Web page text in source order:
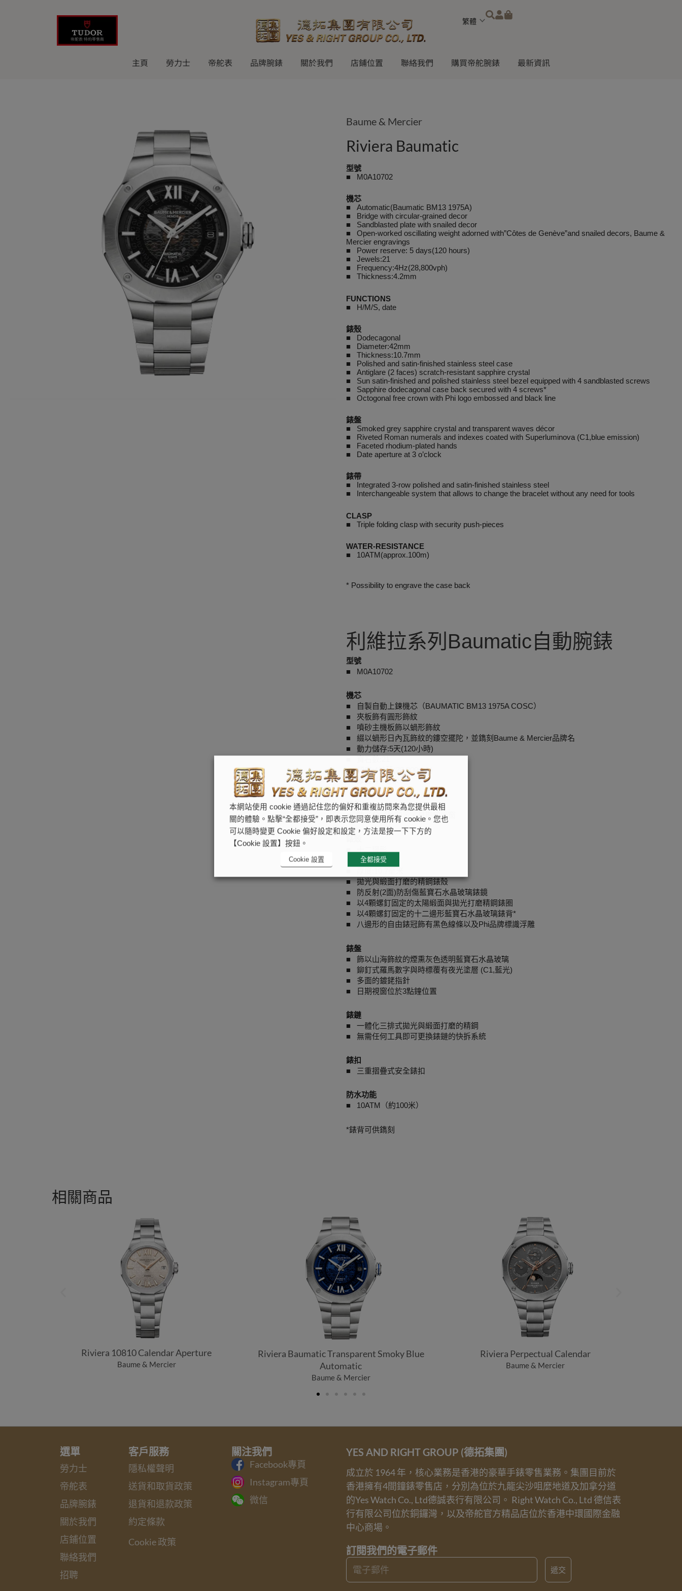
主頁 勞力士 帝舵表 品牌腕錶 關於我們 店鋪位置 聯絡我們 購買帝舵腕錶 最新資訊
Baume & Mercier
Riviera Baumatic
型號
■ M0A10702
機芯
■ Automatic(Baumatic BM13 1975A)
■ Bridge with circular-grained decor
■ Sandblasted plate with snailed decor
■ Open-worked oscillating weight adorned with”Côtes de Genève”and snailed decors, Baume &
Mercier engravings
■ Power reserve: 5 days(120 hours)
■ Jewels:21
■ Frequency:4Hz(28,800vph)
■ Thickness:4.2mm
FUNCTIONS
■ H/M/S, date
錶殼
■ Dodecagonal
■ Diameter:42mm
■ Thickness:10.7mm
■ Polished and satin-finished stainless steel case
■ Antiglare (2 faces) scratch-resistant sapphire crystal
■ Sun satin-finished and polished stainless steel bezel equipped with 4 sandblasted screws
■ Sapphire dodecagonal case back secured with 4 screws*
■ Octogonal free crown with Phi logo embossed and black line
錶盤
■ Smoked grey sapphire crystal and transparent waves décor
■ Riveted Roman numerals and indexes coated with Superluminova (C1,blue emission)
■ Faceted rhodium-plated hands
■ Date aperture at 3 o’clock
錶帶
■ Integrated 3-row polished and satin-finished stainless steel
■ Interchangeable system that allows to change the bracelet without any need for tools
CLASP
■ Triple folding clasp with security push-pieces
WATER-RESISTANCE
■ 10ATM(approx.100m)
* Possibility to engrave the case back
利維拉系列Baumatic自動腕錶
型號
■ M0A10702
機芯
■ 自製自動上鍊機芯（BAUMATIC BM13 1975A COSC）
■ 夾板飾有圓形飾紋
■ 噴砂主機板飾以蝸形飾紋
■ 綴以蝸形日內瓦飾紋的鏤空擺陀，並鐫刻Baume & Mercier品牌名
■ 動力儲存:5天(120小時)
■ 頻率:4赫茲(28,800vph)
■ 厚度:4.2毫米
功能
■ 時／分／秒顯示、日期顯示窗
■ 直徑:42毫米
■ 拋光與緞面打磨的精鋼錶殼
■ 防反射(2面)防刮傷藍寶石水晶玻璃錶鏡
■ 以4顆螺釘固定的太陽緞面與拋光打磨精鋼錶圈
■ 以4顆螺釘固定的十二邊形藍寶石水晶玻璃錶背*
■ 八邊形的自由錶冠飾有黑色線條以及Phi品牌標識浮雕
錶盤
■ 飾以山海飾紋的煙熏灰色透明藍寶石水晶玻璃
■ 鉚釘式羅馬數字與時標覆有夜光塗層 (C1,藍光)
■ 多面的鍍銠指針
■ 日期視窗位於3點鐘位置
錶鏈
■ 一體化三排式拋光與緞面打磨的精鋼
■ 無需任何工具即可更換錶鏈的快拆系統
錶扣
■ 三重摺疊式安全錶扣
防水功能
■ 10ATM（約100米）
*錶背可供鐫刻
相關商品
Riviera 10810 Calendar Aperture
Baume & Mercier
Riviera Baumatic Transparent Smoky Blue
Automatic
Baume & Mercier
Riviera Perpectual Calendar
Baume & Mercier
選單
勞力士
帝舵表
品牌腕錶
關於我們
店鋪位置
聯絡我們
招聘
客戶服務
隱私權聲明
送貨和取貨政策
退貨和退款政策
約定條款
Cookie 政策
關注我們
Facebook專頁
Instagram專頁
微信
YES AND RIGHT GROUP (德拓集團)
成立於 1964 年，核心業務是香港的豪華手錶零售業務。集團目前於
香港擁有4間鐘錶零售店，分別為位於九龍尖沙咀麼地道及加拿分道
的Yes Watch Co., Ltd德誠表行有限公司。 Right Watch Co., Ltd 德信表
行有限公司位於銅鑼灣，以及帝舵官方精品店位於香港中環國際金融
中心商場。
訂閱我們的電子郵件
Email 遞交
本網站使用 cookie 通過記住您的偏好和重複訪問來為您提供最相
關的體驗。點擊“全都接受”，即表示您同意使用所有 cookie。您也
可以隨時變更 Cookie 偏好設定和設定，方法是按一下下方的
【Cookie 設置】按鈕。
Cookie 設置 全都接受